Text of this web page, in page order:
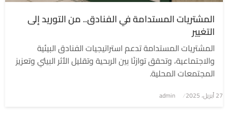
المشتريات المستدامة في الفنادق.. من التوريد إلى
التغيير
المشتريات المستدامة تدعم استراتيجيات الفنادق البيئية
والاجتماعية، وتحقق توازنًا بين الربحية وتقليل الأثر البيئي وتعزيز
المجتمعات المحلية.
نُشر
27 أبريل، 2025 admin